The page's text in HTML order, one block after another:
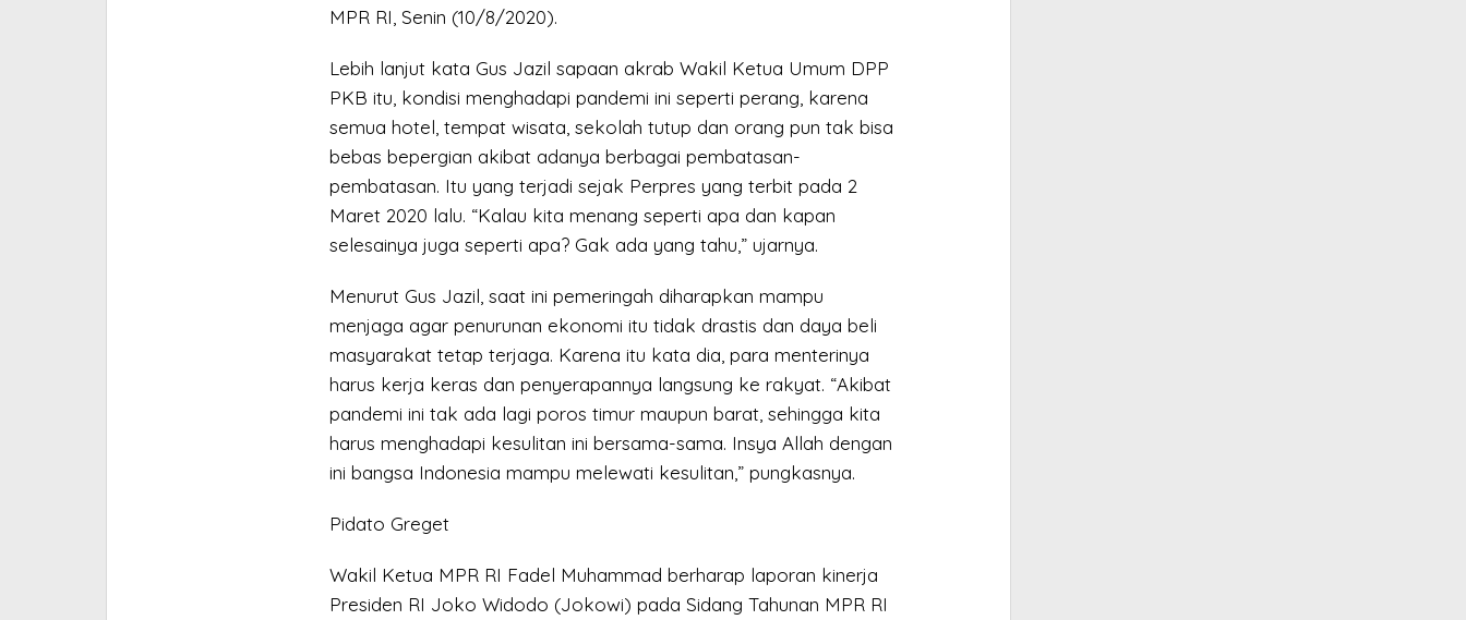
MPR RI, Senin (10/8/2020).
Lebih lanjut kata Gus Jazil sapaan akrab Wakil Ketua Umum DPP
PKB itu, kondisi menghadapi pandemi ini seperti perang, karena
semua hotel, tempat wisata, sekolah tutup dan orang pun tak bisa
bebas bepergian akibat adanya berbagai pembatasan-
pembatasan. Itu yang terjadi sejak Perpres yang terbit pada 2
Maret 2020 lalu. “Kalau kita menang seperti apa dan kapan
selesainya juga seperti apa? Gak ada yang tahu,” ujarnya.
Menurut Gus Jazil, saat ini pemeringah diharapkan mampu
menjaga agar penurunan ekonomi itu tidak drastis dan daya beli
masyarakat tetap terjaga. Karena itu kata dia, para menterinya
harus kerja keras dan penyerapannya langsung ke rakyat. “Akibat
pandemi ini tak ada lagi poros timur maupun barat, sehingga kita
harus menghadapi kesulitan ini bersama-sama. Insya Allah dengan
ini bangsa Indonesia mampu melewati kesulitan,” pungkasnya.
Pidato Greget
Wakil Ketua MPR RI Fadel Muhammad berharap laporan kinerja
Presiden RI Joko Widodo (Jokowi) pada Sidang Tahunan MPR RI